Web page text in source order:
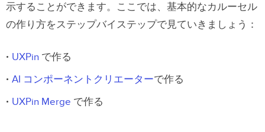
示することができます。ここでは、基本的なカルーセル
の作り方をステップバイステップで見ていきましょう：
UXPin で作る
AI コンポーネントクリエーターで作る
UXPin Merge で作る